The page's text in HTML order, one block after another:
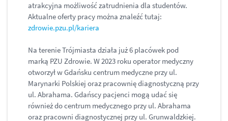
atrakcyjna możliwość zatrudnienia dla studentów.
Aktualne oferty pracy można znaleźć tutaj:
zdrowie.pzu.pl/kariera
Na terenie Trójmiasta działa już 6 placówek pod
marką PZU Zdrowie. W 2023 roku operator medyczny
otworzył w Gdańsku centrum medyczne przy ul.
Marynarki Polskiej oraz pracownię diagnostyczną przy
ul. Abrahama. Gdańscy pacjenci mogą udać się
również do centrum medycznego przy ul. Abrahama
oraz pracowni diagnostycznej przy ul. Grunwaldzkiej.